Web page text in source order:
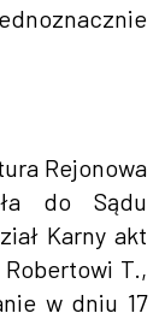
Rejonowa
do Sądu
Karny akt
T.,
w dniu 17